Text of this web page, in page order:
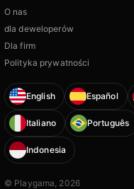
O nas
dla deweloperów
Dla firm
Polityka prywatności
English Español
Italiano Português
Indonesia
© Playgama, 2026